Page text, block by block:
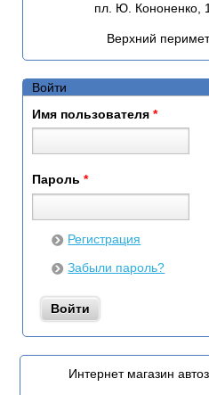
пл. Ю. Кононенко,
Верхний
Войти
Имя пользователя *
Пароль *
Регистрация
Забыли пароль?
Интернет магазин